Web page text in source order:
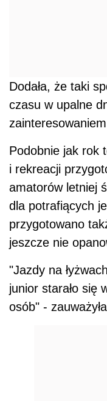
Dodała, że taki
czasu w upalne
Podobnie jak rok
i rekreacji
amatorów letniej
dla potrafiących
przygotowano
jeszcze nie
"Jazdy na
junior starało się
osób" -